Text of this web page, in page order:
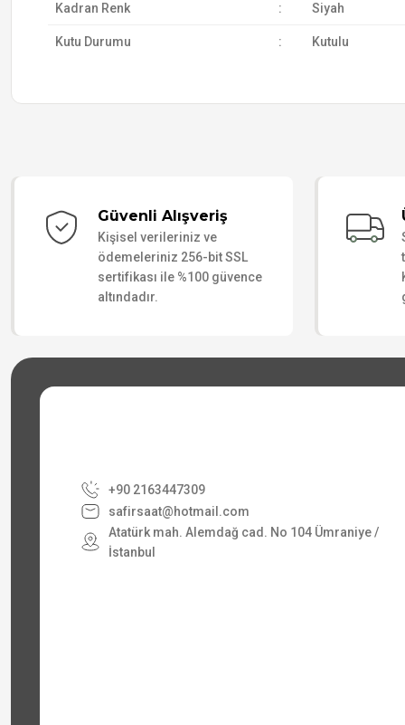
Kadran Renk : Siyah
Kutu Durumu : Kutulu
Güvenli Alışveriş
Kişisel verileriniz ve
ödemeleriniz 256-bit SSL
sertifikası ile %100 güvence
altındadır.
+90 2163447309
safirsaat@hotmail.com
Atatürk mah. Alemdağ cad. No 104 Ümraniye /
İstanbul